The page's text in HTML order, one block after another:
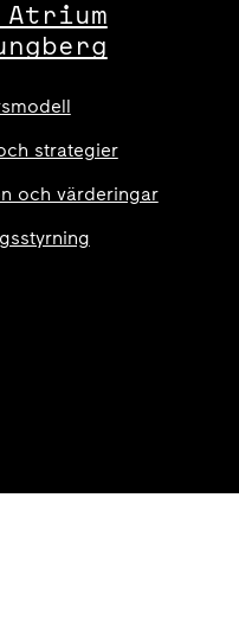
Atrium
strategier
och värderingar